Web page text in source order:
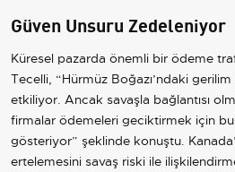
Güven Unsuru Zedeleniyor
Küresel pazarda önemli bir ödeme
Tecelli, “Hürmüz Boğazı’ndaki
etkiliyor. Ancak savaşla bağlantısı
firmalar ödemeleri geciktirmek için
gösteriyor” şeklinde konuştu.
ertelemesini savaş riski ile